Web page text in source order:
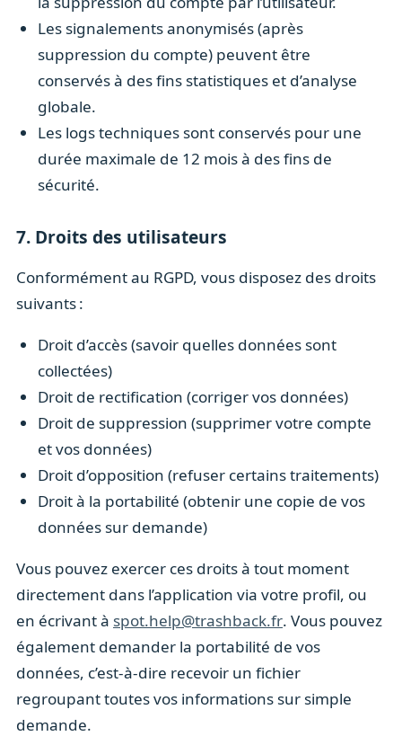
Les signalements anonymisés (après
suppression du compte) peuvent être
conservés à des fins statistiques et d’analyse
globale.
Les logs techniques sont conservés pour une
durée maximale de 12 mois à des fins de
sécurité.
7. Droits des utilisateurs
Conformément au RGPD, vous disposez des droits
suivants :
Droit d’accès (savoir quelles données sont
collectées)
Droit de rectification (corriger vos données)
Droit de suppression (supprimer votre compte
et vos données)
Droit d’opposition (refuser certains traitements)
Droit à la portabilité (obtenir une copie de vos
données sur demande)
Vous pouvez exercer ces droits à tout moment
directement dans l’application via votre profil, ou
en écrivant à spot.help@trashback.fr. Vous pouvez
également demander la portabilité de vos
données, c’est-à-dire recevoir un fichier
regroupant toutes vos informations sur simple
demande.